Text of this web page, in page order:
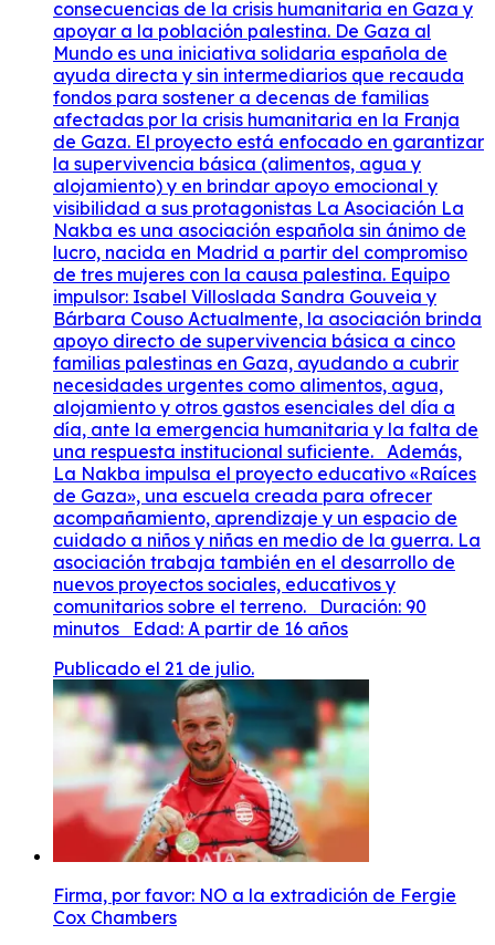
consecuencias de la crisis humanitaria en Gaza y
apoyar a la población palestina. De Gaza al
Mundo es una iniciativa solidaria española de
ayuda directa y sin intermediarios que recauda
fondos para sostener a decenas de familias
afectadas por la crisis humanitaria en la Franja
de Gaza. El proyecto está enfocado en garantizar
la supervivencia básica (alimentos, agua y
alojamiento) y en brindar apoyo emocional y
visibilidad a sus protagonistas La Asociación La
Nakba es una asociación española sin ánimo de
lucro, nacida en Madrid a partir del compromiso
de tres mujeres con la causa palestina. Equipo
impulsor: Isabel Villoslada Sandra Gouveia y
Bárbara Couso Actualmente, la asociación brinda
apoyo directo de supervivencia básica a cinco
familias palestinas en Gaza, ayudando a cubrir
necesidades urgentes como alimentos, agua,
alojamiento y otros gastos esenciales del día a
día, ante la emergencia humanitaria y la falta de
una respuesta institucional suficiente. Además,
La Nakba impulsa el proyecto educativo «Raíces
de Gaza», una escuela creada para ofrecer
acompañamiento, aprendizaje y un espacio de
cuidado a niños y niñas en medio de la guerra. La
asociación trabaja también en el desarrollo de
nuevos proyectos sociales, educativos y
comunitarios sobre el terreno. Duración: 90
minutos Edad: A partir de 16 años
Publicado el 21 de julio.
Firma, por favor: NO a la extradición de Fergie
Cox Chambers